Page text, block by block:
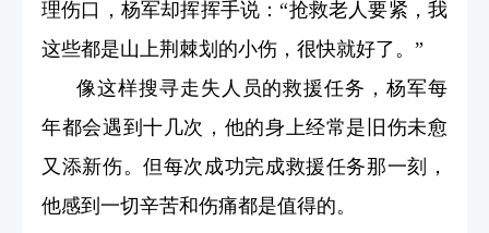
理伤口，杨军却挥挥手说：“抢救老人要紧，我
这些都是山上荆棘划的小伤，很快就好了。”
像这样搜寻走失人员的救援任务，杨军每
年都会遇到十几次，他的身上经常是旧伤未愈
又添新伤。但每次成功完成救援任务那一刻，
他感到一切辛苦和伤痛都是值得的。